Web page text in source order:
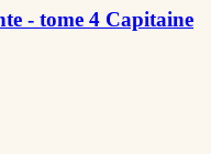
- tome 4 Capitaine